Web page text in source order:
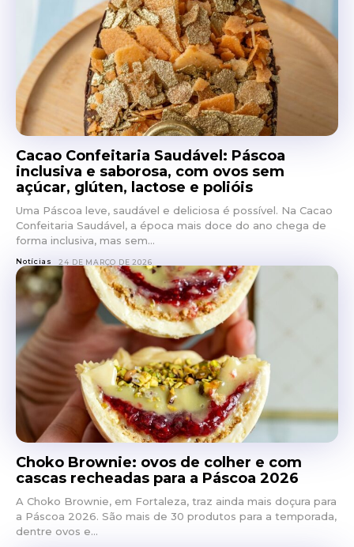
Cacao Confeitaria Saudável: Páscoa
inclusiva e saborosa, com ovos sem
açúcar, glúten, lactose e polióis
Uma Páscoa leve, saudável e deliciosa é possível. Na Cacao
Confeitaria Saudável, a época mais doce do ano chega de
forma inclusiva, mas sem...
Notícias 24 DE MARÇO DE 2026
Choko Brownie: ovos de colher e com
cascas recheadas para a Páscoa 2026
A Choko Brownie, em Fortaleza, traz ainda mais doçura para
a Páscoa 2026. São mais de 30 produtos para a temporada,
dentre ovos e...